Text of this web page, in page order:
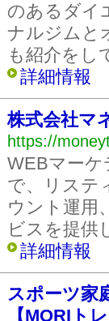
のあるダイ
ナルジムと
も紹介をし
詳細情報
株式会社マ
https://
WEBマー
で、リステ
ウント運用
ビスを提供
詳細情報
スポーツ家
【MORIト